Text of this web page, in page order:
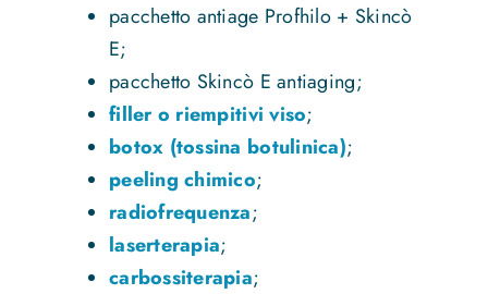
pacchetto antiage Profhilo + Skincò
E;
pacchetto Skincò E antiaging;
filler o riempitivi viso;
botox (tossina botulinica);
peeling chimico;
radiofrequenza;
laserterapia;
carbossiterapia;